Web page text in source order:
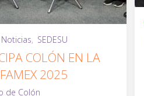
Colón"
Noticias, SEDESU
COLÓN EN LA
FAMEX 2025
de Colón